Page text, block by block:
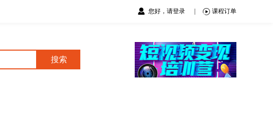
您好，请登录 课程订单
搜索